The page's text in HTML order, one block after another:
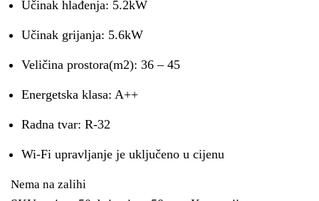
Učinak hlađenja: 5.2kW
Učinak grijanja: 5.6kW
Veličina prostora(m2): 36 – 45
Energetska klasa: A++
Radna tvar: R-32
Wi-Fi upravljanje je uključeno u cijenu
Nema na zalihi